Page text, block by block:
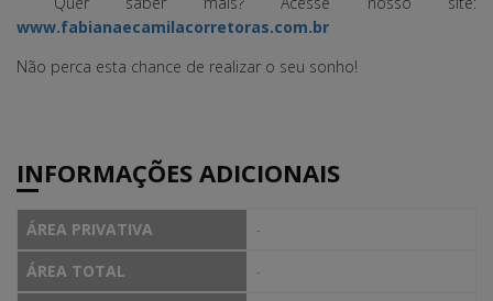
www.fabianaecamilacorretoras.com.br
Não perca esta chance de realizar o seu sonho!
INFORMAÇÕES ADICIONAIS
ÁREA PRIVATIVA -
ÁREA TOTAL -